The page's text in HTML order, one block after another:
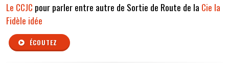
Le CCJC pour parler entre autre de Sortie de Route de la Cie la
Fidèle idée
ÉCOUTEZ